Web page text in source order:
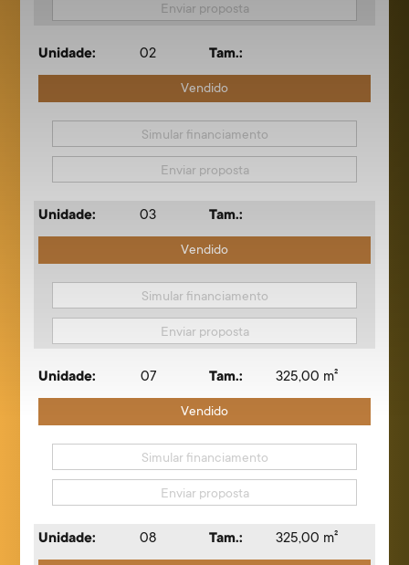
Enviar proposta
Unidade: 02 Tam.:
Vendido
Simular financiamento
Enviar proposta
Unidade: 03 Tam.:
Vendido
Simular financiamento
Enviar proposta
Unidade: 07 Tam.: 325,00 m²
Vendido
Simular financiamento
Enviar proposta
Unidade: 08 Tam.: 325,00 m²